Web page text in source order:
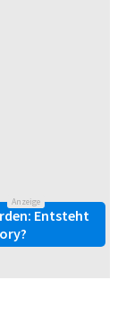
Anzeige
Entsteht